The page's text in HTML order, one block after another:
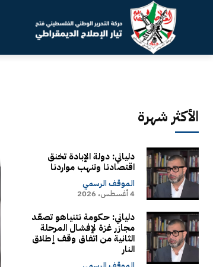
الأكثر شهرة
دلياني: دولة الإبادة تخنق
اقتصادنا وتنهب مواردنا
الموقف الرسمي
4 أغسطس، 2026
دلياني: حكومة نتنياهو تصعّد
مجازر غزة لإفشال المرحلة
الثانية من اتفاق وقف إطلاق
النار